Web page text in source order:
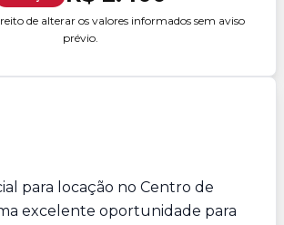
de alterar os valores informados sem aviso
prévio.
para locação no Centro de
excelente oportunidade para